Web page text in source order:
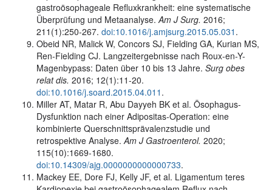
gastroösophageale Refluxkrankheit: eine systematische
Überprüfung und Metaanalyse.Am J Surg. 2016;
211(1):250-267. doi:10.1016/j.amjsurg.2015.05.031 .
Obeid NR, Malick W, Concors SJ, Fielding GA, Kurian MS,
Ren-Fielding CJ. Langzeitergebnisse nach Roux-en-Y-
Magenbypass: Daten über 10 bis 13 Jahre. Surg obes
relat dis. 2016; 12(1):11-20.
doi:10.1016/j.soard.2015.04.011 .
Miller AT, Matar R, Abu Dayyeh BK et al. Ösophagus-
Dysfunktion nach einer Adipositas-Operation: eine
kombinierte Querschnittsprävalenzstudie und
retrospektive Analyse.Am J Gastroenterol. 2020;
115(10):1669-1680.
doi:10.14309/ajg.0000000000000733.
Mackey EE, Dore FJ, Kelly JF, et al. Ligamentum teres